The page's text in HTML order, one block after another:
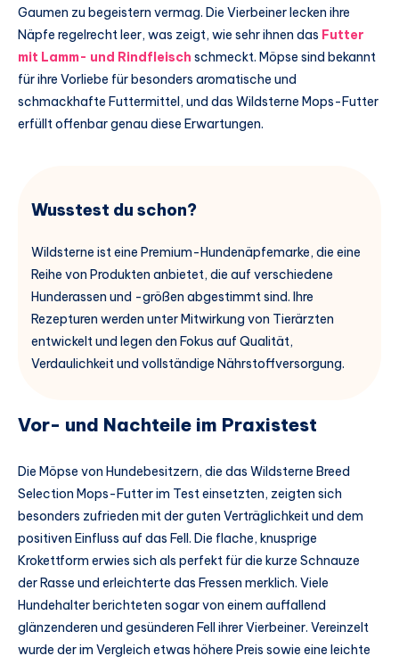
Gaumen zu begeistern vermag. Die Vierbeiner lecken ihre
Näpfe regelrecht leer, was zeigt, wie sehr ihnen das Futter
mit Lamm- und Rindfleisch schmeckt. Möpse sind bekannt
für ihre Vorliebe für besonders aromatische und
schmackhafte Futtermittel, und das Wildsterne Mops-Futter
erfüllt offenbar genau diese Erwartungen.
Wusstest du schon?
Wildsterne ist eine Premium-Hundenäpfemarke, die eine
Reihe von Produkten anbietet, die auf verschiedene
Hunderassen und -größen abgestimmt sind. Ihre
Rezepturen werden unter Mitwirkung von Tierärzten
entwickelt und legen den Fokus auf Qualität,
Verdaulichkeit und vollständige Nährstoffversorgung.
Vor- und Nachteile im Praxistest
Die Möpse von Hundebesitzern, die das Wildsterne Breed
Selection Mops-Futter im Test einsetzten, zeigten sich
besonders zufrieden mit der guten Verträglichkeit und dem
positiven Einfluss auf das Fell. Die flache, knusprige
Krokettform erwies sich als perfekt für die kurze Schnauze
der Rasse und erleichterte das Fressen merklich. Viele
Hundehalter berichteten sogar von einem auffallend
glänzenderen und gesünderen Fell ihrer Vierbeiner. Vereinzelt
wurde der im Vergleich etwas höhere Preis sowie eine leichte